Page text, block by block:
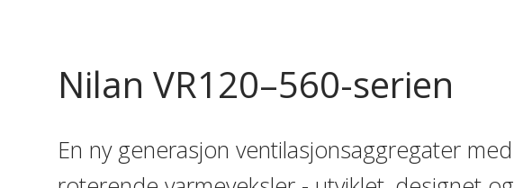
Nilan VR120–560-serien
En ny generasjon ventilasjonsaggregater med